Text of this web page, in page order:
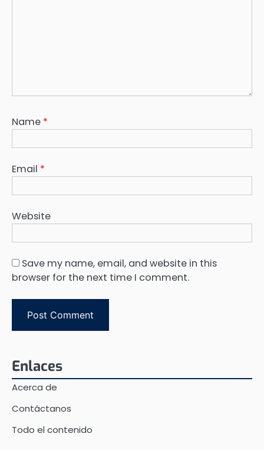
Name *
Email *
Website
Save my name, email, and website in this
browser for the next time I comment.
Enlaces
Acerca de
Contáctanos
Todo el contenido